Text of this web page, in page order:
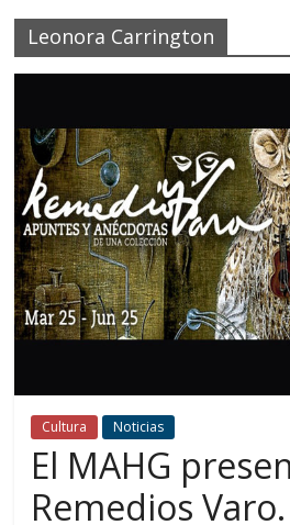
Leonora Carrington
Cultura Noticias
El MAHG
Remedios